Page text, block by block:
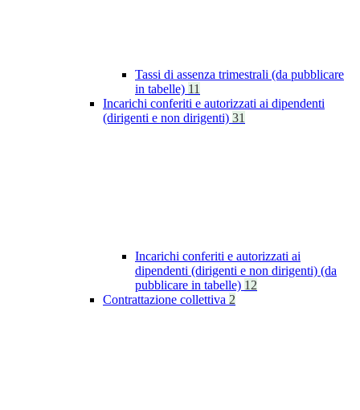
Tassi di assenza trimestrali (da pubblicare
in tabelle) 11
Incarichi conferiti e autorizzati ai dipendenti
(dirigenti e non dirigenti) 31
Incarichi conferiti e autorizzati ai
dipendenti (dirigenti e non dirigenti) (da
pubblicare in tabelle) 12
Contrattazione collettiva 2